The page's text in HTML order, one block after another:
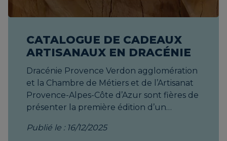
CATALOGUE DE CADEAUX
ARTISANAUX EN DRACÉNIE
Dracénie Provence Verdon agglomération et la Chambre de Métiers et de l’Artisanat Provence-Alpes-Côte d’Azur sont fières de présenter la première édition d’un catalogue entièrement dédié aux talents artisanaux de notre territoire. Consulter le catalogue Consulter le catalogue 55 artisans, 3 catégories : Métiers d’Art, Métiers de Créations et de Senteurs et Métiers de Bouche Né du partenariat 2025-2026 en faveur de la valorisation de l’artisanat, ce recueil est bien plus qu’une vitrine de produits : c’est une invitation à rencontrer des femmes et des hommes passionnés, héritiers d’un savoir-faire vivant, qui transforment la matière par la main. Chaque création - objet, gourmandise ou atelier - raconte une histoire. Celle de la tradition revisitée, de la créativité locale et de l’excellence authentique. Que vous soyez particulier en quête d’un cadeau porteur de sens ou entreprise souhaitant marquer les esprits, vous trouverez ici la garantie d’une qualité artisanale et locale. Envie de prolonger la découverte ? Les artisans vous accueillent en boutique, sur les marchés ou en ligne : suivez-les sur leurs réseaux pour connaître leurs nouveautés et événements. Ensemble, faisons de chaque achat un soutien concret à l’économie de proximité. Une « OFFRE PRO » développée Tous les articles et ateliers présentés sont de potentiels cadeaux pour vos clients ou salariés. N'hésitez pas à contacter les artisans pour vos projets. Pour vous guider, vous trouverez le sigle "Offre Pro" dès qu'un artisan propose une offre B2B structurée, répondant à au moins un de ces deux critères : EXPÉRIENCE/GROUPE : ateliers, cours ou visites adaptés à l'accueil de groupes Team Building, que ce soit dans l'atelier ou en entreprise. CADEAU PERSONNALISÉ : capacité à produire en série, ou à personnaliser l'objet/l'emballage avec un logo ou un visuel pour l'entreprise. Appel aux artisans du territoire Ce livret d’idées cadeaux est la première étape de la collaboration entre la Chambre de Métiers et de l'Artisanat Provence-Alpes-Côte d’Azur et l'Agglomération Dracénie Provence Verdon. Si vous êtes artisan ou artisane et que vous résidez ou exercez votre activité dans l'une des 23 communes de la Dracénie, nous vous invitons à rejoindre le projet. Consultez ou téléchargez ici le catalogue de cadeaux artisanaux en Dracénie Pour plus d'informations et pour participer aux prochaines éditions ou actions Contact Candice BIDAULT c.bidault@cmar-paca.fr html, body { overflow-x: hidden !important; } a[href^="#"] { scroll-behavior: smooth !important; } .article { position: relative; padding: 0em 4em; } .article h1 { display: none; color: #ea4b3c; border-bottom: 5px solid #ea4b3c; } .article p { margin-bottom: 1em; color: #0f3250; text-align: justify; } .article li { color: #0f3250; } .article a { color: #ea4b3c; transition: .5s; } .article a:hover { color: #0f3250; } .sidebar-article { background-color: #ffffff; z-index: 5; } .image-intro img { width: calc(100% + 16em); margin-left: -8em; margin-right: -8em; display: block; max-width: none } .separator.showElement { opacity: 1; transform: translate(0, 0) rotateZ(360deg); } .container-gag { scroll-behavior: smooth !important; } .para-intro { opacity: 0; transform: translateY(150px); transition: opacity 1s, transform 1s; } .para-intro.showElement { opacity: 1; transform: translateY(0); } .article-img-responsive { width: 100% !important; max-width: 400px !important; height: auto; } .para-intro li::before, #bloc-contact p strong::before { content: ''; display: inline-block; margin-right: 10px; margin-bottom: -6px; height: 22px; width: 22px; background-image: url("/galerie/1/346ca9b7f5c9d221bd144695831f5a7f.webp"); } .para-intro li, #bloc-contact p strong { margin-bottom: 12px; list-style-type: none; background-size: 20px; line-height: 30px; } .titre-contact strong::before { margin-right: auto !important; margin-bottom: auto !important; height: auto !important; width: auto !important; background-image: none !important; } .titre-contact strong { background-size: initial; line-height: initial; } .row.div-accompagnement { width: 100%; display: flex; } .col-accompagnement { flex: 1; margin: 20px; padding: 20px; display: flex; flex-direction: column; justify-content: space-between; border: 1px solid grey; border-radius: 10px; background-color: #B0D2D9; opacity: 0; transform: translateY(150px); transition: opacity 1s, transform 1s; } .col-accompagnement.showElement { opacity: 1; transform: translateY(0); } .col-accompagnement h5 { overflow-wrap: break-word; hyphens: manual; hyphenate-character: '-'; } .galerieChiffres { display: flex; flex-wrap: wrap; justify-content: space-between; width: 100%; margin: 0 auto; } .galerieChiffres div { width: 100%; max-width: 400px; height: auto; margin: 40px 10px; flex: 0 0 30%; } @media screen and (max-width:1400px) { .galerieChiffres { justify-content: center } .galerieChiffres div { max-width: 300px; margin: 20px 10px; flex: 0 0 45% } } @media screen and (max-width: 1150px) { .floatingText { width: 100% !important; } .galerieChiffres div { flex: 0 0 90%; max-width: 450px !important; } } @media screen and (max-width: 768px) { .galerieChiffres div p { font-size: 1em !important; } } a.cta-link { display: block; text-decoration: none; } .cta-accompagnement-main { width: 100%; max-width: 300px; height: auto; position: relative; display: -webkit-box; display: -ms-flexbox; display: flex; margin: 30px auto 30px; -webkit-box-pack: center; -ms-flex-pack: center; justify-content: center; -webkit-box-align: center; -ms-flex-align: center; align-items: center; overflow: hidden; cursor: pointer; background-color: #eb4a3d; border-radius: 80px; padding: 10px; will-change: transform; -webkit-transition: all .5s ease-in-out; transition: all .5s ease-in-out; text-align: center; z-index: 5; } .cta-accompagnement-main span { width: 300px; max-width: 100%; height: auto; position: absolute; z-index: 99; border-radius: 80px; text-align: center; color: #ffffff; background-color: #eb4a3d; padding: 10px; -webkit-transition: all .75s ease; transition: all .75s ease; } .cta-accompagnement-main .container { width: 300px; max-width: 100%; height: auto; display: -webkit-box; display: -ms-flexbox; display: flex; -ms-flex-pack: distribute; justify-content: space-around; -webkit-box-align: center; -ms-flex-align: center; align-items: center; border-radius: 80px; } .cta-accompagnement-main:hover { background-color: #0F3250; color: #fffffe; -webkit-transform: scale(1.1); transform: scale(1.1); } .cta-accompagnement-main:hover span { -webkit-transition-delay: .25s; transition-delay: .25s; -webkit-transform: translateX(-320px); transform: translateX(-320px); } #bloc-contact { scroll-margin-top: 200px; } .partenaires { display: flex; text-align: center; } .partenaires a { display: block; align-content: center; } .partenaires img { width: 100%; max-width: 250px; padding: 20px; } @media screen and (max-width:1128px) { .col-accompagnement:nth-child(3) { max-width: 45%; } } @media screen and (max-width: 866px) { .article { padding: 0 2em 2em } .image-intro img { width: calc(100% + 8em); margin-left: -4em; margin-right: -4em } } @media screen and (max-width: 820px) { div.para-intro { margin-bottom: 25px !important; } .main-content p, .para-intro ul { font-size: .9em !important; } .list-accompagnement .collapsing-div { font-size: 16px; } } @media screen and (max-width:768px) { .article { padding: 0 .5em .5em; } .image-intro { margin-bottom: 25px; } .image-intro img { width: calc(100% + 2em); margin-left: -1em; margin-right: -1em; } .para-intro { fon
Publié le : 16/12/2025